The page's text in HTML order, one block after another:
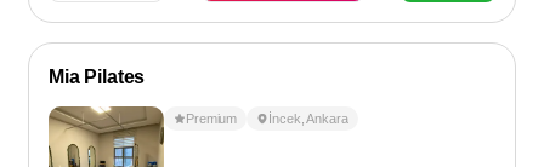
Mia Pilates
Premium İncek ,Ankara